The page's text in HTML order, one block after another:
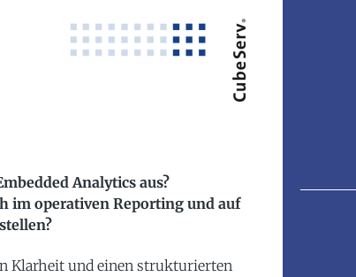
Analytics aus?
im operativen Reporting und auf
Klarheit und einen strukturierten